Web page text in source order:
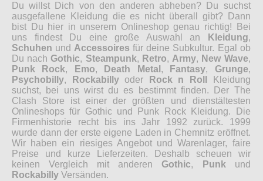
Du willst Dich von den anderen abheben? Du suchst
ausgefallene Kleidung die es nicht überall gibt? Dann
bist Du hier in unserem Onlineshop genau richtig! Bei
uns findest Du eine große Auswahl an
Kleidung,
Schuhen und Accessoires für deine Subkultur. Egal ob
Du nach Gothic, Steampunk, Retro, Army, New Wave,
Punk Rock, Emo, Death Metal , Fantasy, Grunge,
Psychobilly, Rockabillyoder Rock n Roll
Kleidung
suchst, bei uns wirst du es bestimmt finden. Der The
Clash Store ist einer der größten und dienstältesten
Onlineshops für Gothic und Punk Rock Kleidung. Die
Firmenhistorie recht bis ins Jahr 1992 zurück. 1999
wurde dann der erste eigene Laden in Chemnitz eröffnet.
Wir haben ein riesiges Angebot und Warenlager, faire
Preise und kurze Lieferzeiten. Deshalb scheuen wir
keinen Vergleich mit anderen Gothic, Punk und
Rockabilly Versänden.